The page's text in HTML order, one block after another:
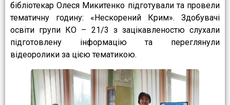
бібліотекар Олеся Микитенко підготували та провели
тематичну годину: «Нескорений Крим». Здобувачі
освіти групи КО – 21/3 з зацікавленостю слухали
підготовлену інформацію та переглянули
відеоролики за цією тематикою.